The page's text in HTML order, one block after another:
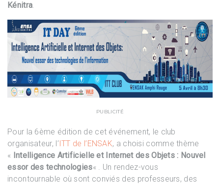
Kénitra.
PUBLICITÉ
Pour la 6ème édition de cet événement, le club
organisateur, l’ITT de l’ENSAK, a choisi comme thème
« Intelligence Artificielle et Internet des Objets : Nouvel
essor des technologies« . Un rendez-vous
incontournable où sont conviés des professeurs, des